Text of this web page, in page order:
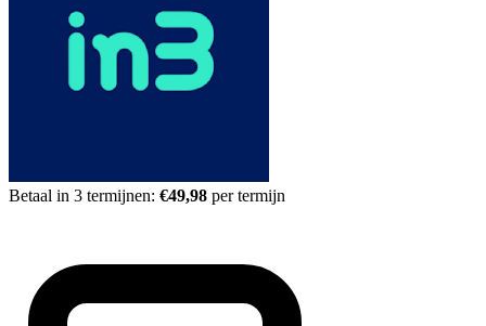
Betaal in 3 termijnen: €49,98 per termijn